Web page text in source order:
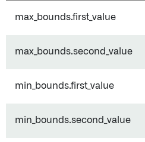
max_bounds.first_value
max_bounds.second_value
min_bounds.first_value
min_bounds.second_value